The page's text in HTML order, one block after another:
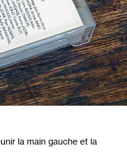
la main gauche et la